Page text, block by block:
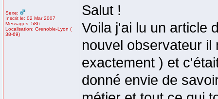
Sexe:
Inscrit le: 02 Mar 2007
Messages: 586
Localisation: Grenoble-Lyon (
38-69)
Salut !
Voila j'ai lu un article
nouvel observateur
exactement ) et
donné envie de